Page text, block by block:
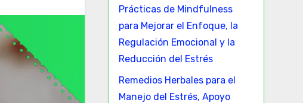
Prácticas de Mindfulness
para Mejorar el Enfoque, la
Regulación Emocional y la
Reducción del Estrés
Remedios Herbales para el
Manejo del Estrés, Apoyo